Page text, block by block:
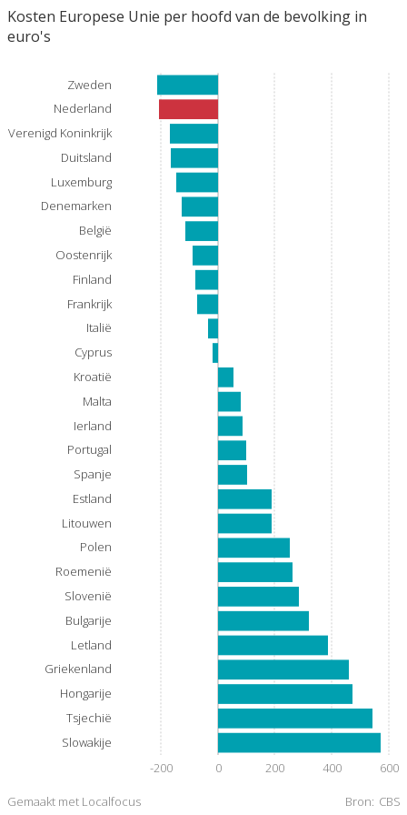
Kosten Europese Unie per hoofd van de bevolking in
euro's
-200 0 200 400 600
Bron: CBS
Gemaakt met Localfocus
Zweden
Nederland
Verenigd Koninkrijk
Duitsland
Luxemburg
Denemarken
België
Oostenrijk
Finland
Frankrijk
Italië
Cyprus
Kroatië
Malta
Ierland
Portugal
Spanje
Estland
Litouwen
Polen
Roemenië
Slovenië
Bulgarije
Letland
Griekenland
Hongarije
Tsjechië
Slowakije